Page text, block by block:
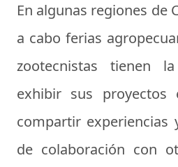
En algunas regiones de
a cabo ferias
zootecnistas tienen
exhibir sus proyectos
compartir experiencias
de colaboración con